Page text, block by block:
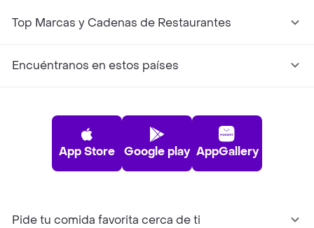
Top Marcas y Cadenas de Restaurantes
Encuéntranos en estos países
App Store Google play AppGallery
Pide tu comida favorita cerca de ti